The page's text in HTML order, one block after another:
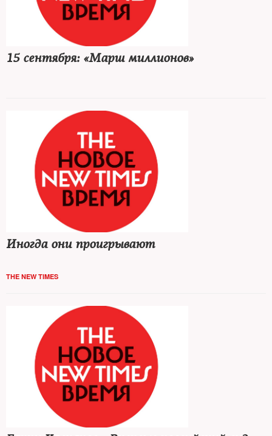
15 сентября: «Марш миллионов»
Иногда они проигрывают
THE NEW TIMES